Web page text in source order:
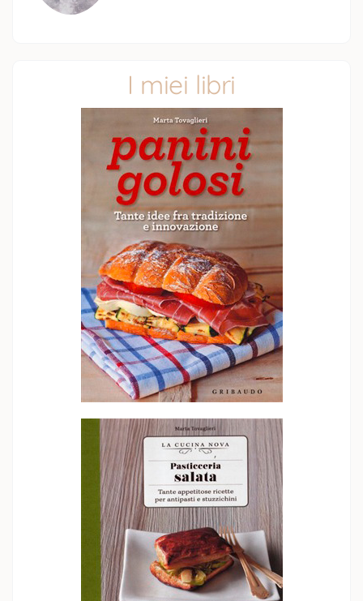
I miei libri